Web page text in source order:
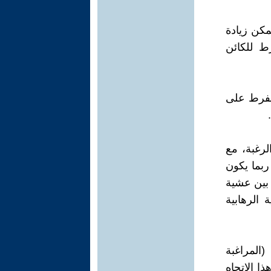
زيادة
للكائن
على
مع
يكون
بين عشية
الاتجاه